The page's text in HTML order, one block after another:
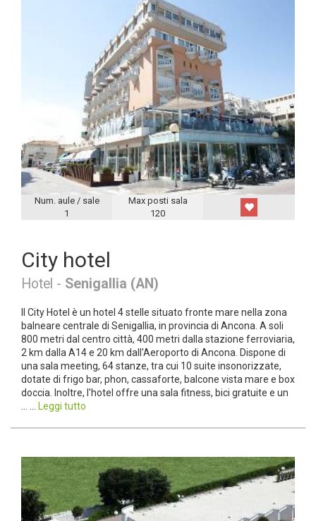
Num. aule / sale
1
Max posti sala
120
City hotel
Hotel - Senigallia (AN)
Il City Hotel è un hotel 4 stelle situato fronte mare nella zona
balneare centrale di Senigallia, in provincia di Ancona. A soli
800 metri dal centro città, 400 metri dalla stazione ferroviaria,
2 km dalla A14 e 20 km dall'Aeroporto di Ancona. Dispone di
una sala meeting, 64 stanze, tra cui 10 suite insonorizzate,
dotate di frigo bar, phon, cassaforte, balcone vista mare e box
doccia. Inoltre, l'hotel offre una sala fitness, bici gratuite e un
Leggi tutto